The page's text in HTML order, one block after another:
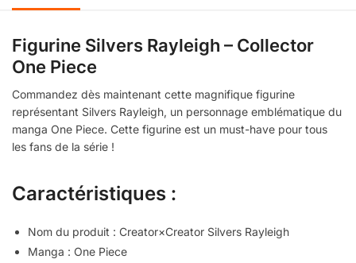
Figurine Silvers Rayleigh – Collector
One Piece
Commandez dès maintenant cette magnifique figurine
représentant Silvers Rayleigh, un personnage emblématique du
manga One Piece. Cette figurine est un must-have pour tous
les fans de la série !
Caractéristiques :
Nom du produit : Creator×Creator Silvers Rayleigh
Manga : One Piece